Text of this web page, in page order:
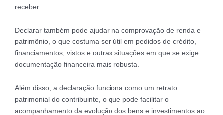
receber.
Declarar também pode ajudar na comprovação de renda e
patrimônio, o que costuma ser útil em pedidos de crédito,
financiamentos, vistos e outras situações em que se exige
documentação financeira mais robusta.
Além disso, a declaração funciona como um retrato
patrimonial do contribuinte, o que pode facilitar o
acompanhamento da evolução dos bens e investimentos ao